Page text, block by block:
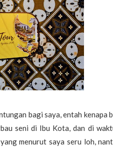
bagi saya, entah kenapa
seni di Ibu Kota, dan di
menurut saya seru loh,